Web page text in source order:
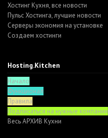
Хостинг Кухня, все новости
Пульс Хостинга, лучшие новости
Серверы экономия на установке
Создаем хостинги
Hosting.Kitchen
Начало
Функционал
Правила
Подписаться на нужные компании
Весь АРХИВ Кухни